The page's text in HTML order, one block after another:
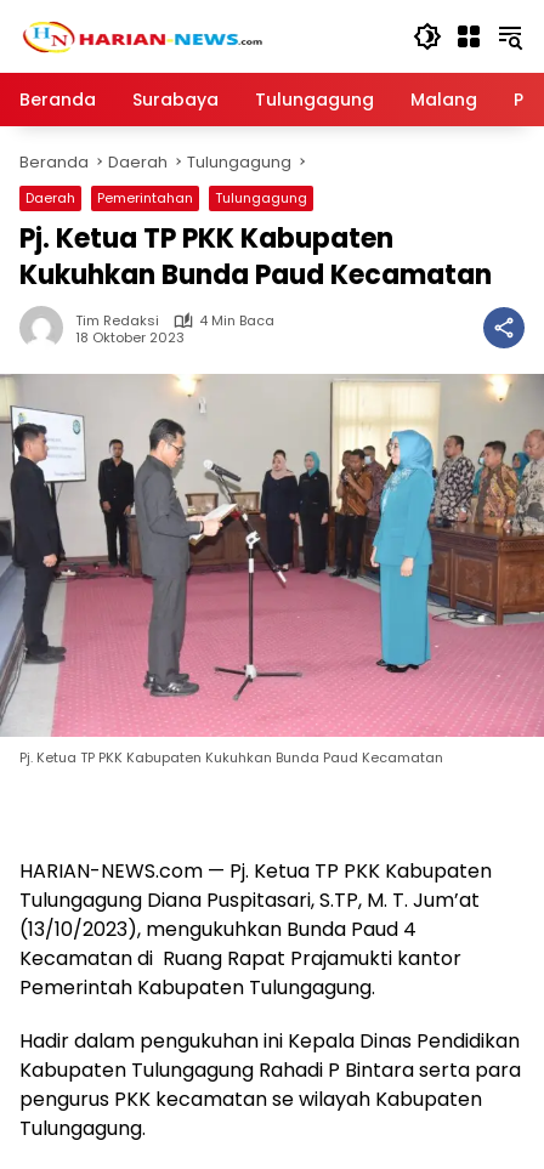
Beranda
Surabaya Tulungagung Malang
Beranda Daerah Tulungagung
Daerah Pemerintahan Tulungagung
Pj. Ketua TP PKK Kabupaten
Kukuhkan Bunda Paud Kecamatan
Tim Redaksi
4 Min Baca
18 Oktober 2023
Pj. Ketua TP PKK Kabupaten Kukuhkan Bunda Paud Kecamatan
HARIAN-NEWS.com — Pj. Ketua TP PKK Kabupaten
Tulungagung Diana Puspitasari, S.TP, M. T. Jum’at
(13/10/2023), mengukuhkan Bunda Paud 4
Kecamatan di Ruang Rapat Prajamukti kantor
Pemerintah Kabupaten Tulungagung.
Hadir dalam pengukuhan ini Kepala Dinas Pendidikan
Kabupaten Tulungagung Rahadi P Bintara serta para
pengurus PKK kecamatan se wilayah Kabupaten
Tulungagung.